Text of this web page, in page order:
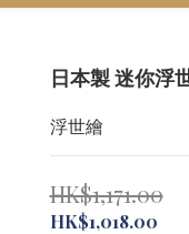
日本製 迷你浮
浮世繪
HK$1,171.00
HK$1,018.00